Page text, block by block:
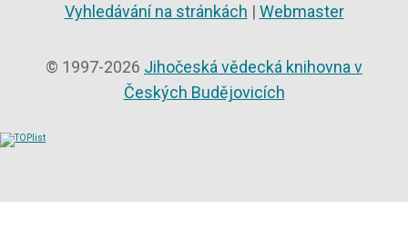
Vyhledávání na stránkách | Webmaster
© 1997-2026 Jihočeská vědecká knihovna v
Českých Budějovicích